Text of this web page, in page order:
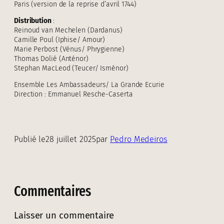
Paris (version de la reprise d’avril 1744)
Distribution:
Reinoud van Mechelen (Dardanus)
Camille Poul (Iphise/ Amour)
Marie Perbost (Vénus/ Phrygienne)
Thomas Dolié (Anténor)
Stephan MacLeod (Teucer/ Isménor)
Ensemble Les Ambassadeurs/ La Grande Ecurie
Direction : Emmanuel Resche-Caserta
Publié le28 juillet 2025par Pedro Medeiros
Commentaires
Laisser un commentaire